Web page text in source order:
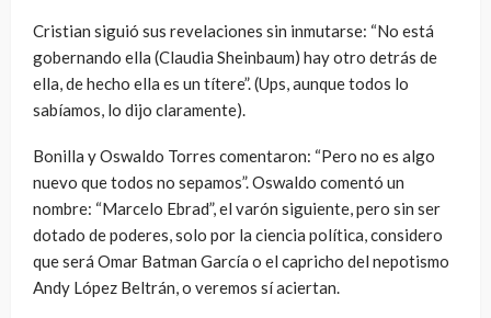
Cristian siguió sus revelaciones sin inmutarse: “No está
gobernando ella (Claudia Sheinbaum) hay otro detrás de
ella, de hecho ella es un títere”. (Ups, aunque todos lo
sabíamos, lo dijo claramente).
Bonilla y Oswaldo Torres comentaron: “Pero no es algo
nuevo que todos no sepamos”. Oswaldo comentó un
nombre: “Marcelo Ebrad”, el varón siguiente, pero sin ser
dotado de poderes, solo por la ciencia política, considero
que será Omar Batman García o el capricho del nepotismo
Andy López Beltrán, o veremos sí aciertan.